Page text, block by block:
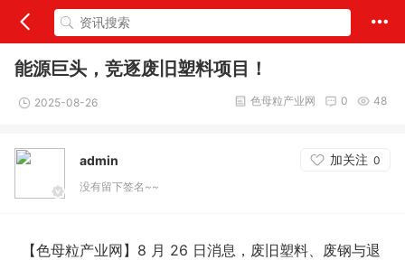
能源巨头，竞逐废旧塑料项目！
2025-08-26 48
0
色母粒产业网
admin 加关注 0
没有留下签名~~
【色母粒产业网】8 月 26 日消息，废旧塑料、废钢与退